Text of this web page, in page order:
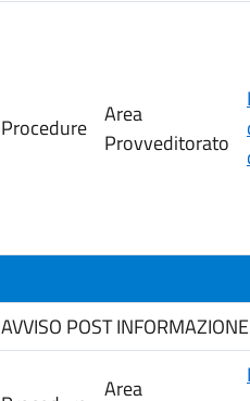
Procedure Area
Provveditorato
AVVISO POST
Area